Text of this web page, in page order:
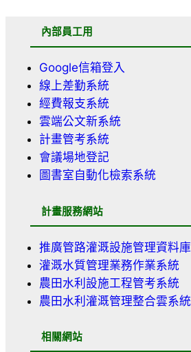
內部員工用
Google信箱登入
線上差勤系統
經費報支系統
雲端公文新系統
計畫管考系統
會議場地登記
圖書室自動化檢索系統
計畫服務網站
推廣管路灌溉設施管理資料庫
灌溉水質管理業務作業系統
農田水利設施工程管考系統
農田水利灌溉管理整合雲系統
相關網站